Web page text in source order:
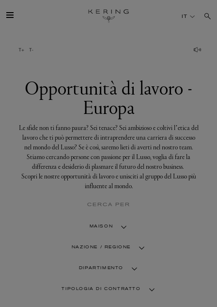
lavoro
SOSTENIBILITÀ
FINANCE
MEDIA
IT
Opportunità di lavoro -
Europa
Le sfide non ti fanno paura? Sei tenace? Sei ambizioso e coltivi l’etica del
lavoro che ti può permettere di intraprendere una carriera di successo
nel mondo del Lusso? Se è così, saremo lieti di averti nel nostro team.
Stiamo cercando persone con passione per il Lusso, voglia di fare la
differenza e desiderio di plasmare il futuro del nostro business.
Scopri le nostre opportunità di lavoro e unisciti al gruppo del Lusso più
influente al mondo.
CERCA PER
MAISON
NAZIONE / REGIONE
DIPARTIMENTO
TIPOLOGIA DI CONTRATTO